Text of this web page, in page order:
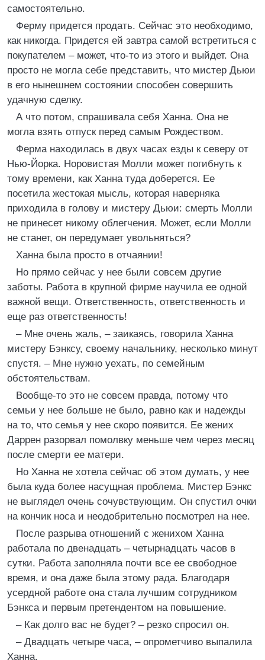
самостоятельно.
Ферму придется продать. Сейчас это необходимо,
как никогда. Придется ей завтра самой встретиться с
покупателем – может, что-то из этого и выйдет. Она
просто не могла себе представить, что мистер Дьюи
в его нынешнем состоянии способен совершить
удачную сделку.
А что потом, спрашивала себя Ханна. Она не
могла взять отпуск перед самым Рождеством.
Ферма находилась в двух часах езды к северу от
Нью-Йорка. Норовистая Молли может погибнуть к
тому времени, как Ханна туда доберется. Ее
посетила жестокая мысль, которая наверняка
приходила в голову и мистеру Дьюи: смерть Молли
не принесет никому облегчения. Может, если Молли
не станет, он передумает увольняться?
Ханна была просто в отчаянии!
Но прямо сейчас у нее были совсем другие
заботы. Работа в крупной фирме научила ее одной
важной вещи. Ответственность, ответственность и
еще раз ответственность!
– Мне очень жаль, – заикаясь, говорила Ханна
мистеру Бэнксу, своему начальнику, несколько минут
спустя. – Мне нужно уехать, по семейным
обстоятельствам.
Вообще-то это не совсем правда, потому что
семьи у нее больше не было, равно как и надежды
на то, что семья у нее скоро появится. Ее жених
Даррен разорвал помолвку меньше чем через месяц
после смерти ее матери.
Но Ханна не хотела сейчас об этом думать, у нее
была куда более насущная проблема. Мистер Бэнкс
не выглядел очень сочувствующим. Он спустил очки
на кончик носа и неодобрительно посмотрел на нее.
После разрыва отношений с женихом Ханна
работала по двенадцать – четырнадцать часов в
сутки. Работа заполняла почти все ее свободное
время, и она даже была этому рада. Благодаря
усердной работе она стала лучшим сотрудником
Бэнкса и первым претендентом на повышение.
– Как долго вас не будет? – резко спросил он.
– Двадцать четыре часа, – опрометчиво выпалила
Ханна.